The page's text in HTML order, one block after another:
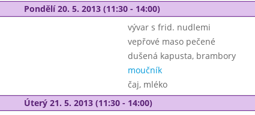
Pondělí 20. 5. 2013 (11:30 - 14:00)
vývar s frid. nudlemi
vepřové maso pečené
dušená kapusta, brambory
moučník
čaj, mléko
Úterý 21. 5. 2013 (11:30 - 14:00)